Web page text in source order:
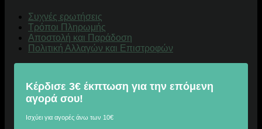
Συχνές ερωτήσεις
Τρόποι Πληρωμής
Αποστολή και Παράδοση
Πολιτική Αλλαγών και Επιστροφών
Κέρδισε 3€ έκπτωση για την επόμενη
αγορά σου!
Ισχύει για αγορές άνω των 10€